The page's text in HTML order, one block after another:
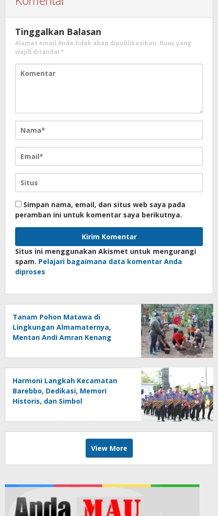
Tinggalkan Balasan
Alamat email Anda tidak akan dipublikasikan. Ruas yang
wajib ditandai *
Simpan nama, email, dan situs web saya pada
peramban ini untuk komentar saya berikutnya.
Situs ini menggunakan Akismet untuk mengurangi
spam. Pelajari bagaimana data komentar Anda
diproses
Tanam Pohon Matawa di
Lingkungan Almamaternya,
Mentan Andi Amran Kenang
Mappesangka
Harmoni Langkah Kecamatan
Barebbo, Dedikasi, Memori
Historis, dan Simbol
View More